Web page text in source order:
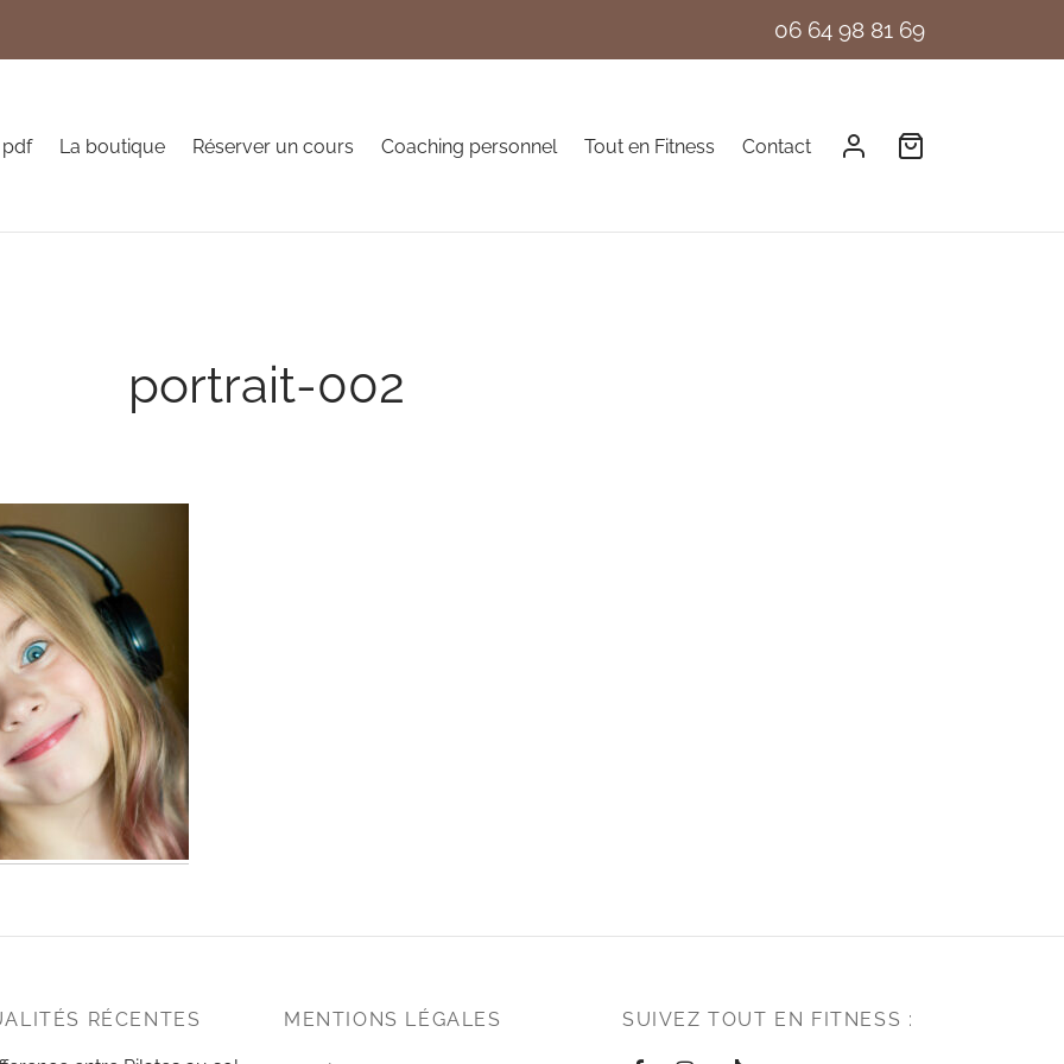
06 64 98 81 69
pdf La boutique Réserver un cours Coaching personnel Tout en Fitness Contact
portrait-002
RÉCENTES MENTIONS LÉGALES SUIVEZ TOUT EN FITNESS :